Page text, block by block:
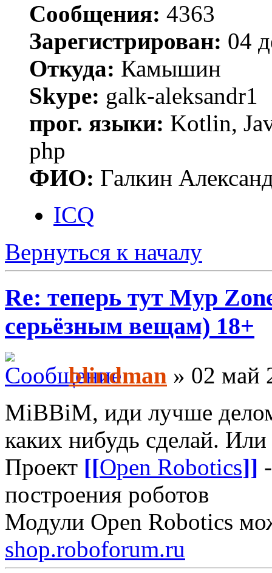
Сообщения: 4363
Зарегистрирован: 04
Откуда: Камышин
Skype: galk-aleksandr1
прог. языки: Kotlin,
php
ФИО: Галкин
ICQ
Вернуться к началу
Re: теперь тут Myp
серьёзным вещам) 18+
blindman » 02 май
MiBBiM, иди лучше
каких нибудь сделай.
Проект [[Open Robotics]]
построения роботов
Модули Open Robotics
shop.roboforum.ru